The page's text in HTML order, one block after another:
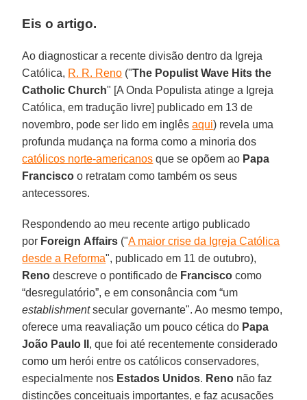
Eis o artigo.
Ao diagnosticar a recente divisão dentro da Igreja
Católica, R. R. Reno ("The Populist Wave Hits the
Catholic Church" [A Onda Populista atinge a Igreja
Católica, em tradução livre] publicado em 13 de
novembro, pode ser lido em inglêsaqui) revela uma
profunda mudança na forma como a minoria dos
católicos norte-americanos que se opõem ao Papa
Francisco o retratam como também os seus
antecessores.
Respondendo ao meu recente artigo publicado
por Foreign Affairs ("A maior crise da Igreja Católica
desde a Reforma", publicado em 11 de outubro),
Reno descreve o pontificado de Francisco como
“desregulatório”, e em consonância com “um
establishmentsecular governante". Ao mesmo tempo,
oferece uma reavaliação um pouco cética do Papa
João Paulo II , que foi até recentemente considerado
como um herói entre os católicos conservadores,
especialmente nos Estados Unidos. Reno não faz
distinções conceituais importantes, e faz acusações